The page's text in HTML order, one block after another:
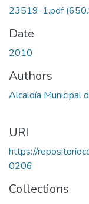
23519-1.pdf
Date
2010
Authors
Alcaldía Municipal
URI
https://
0206
Collections